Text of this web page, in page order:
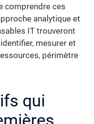
comprendre ces
analytique et
IT trouveront
mesurer et
périmètre
qui